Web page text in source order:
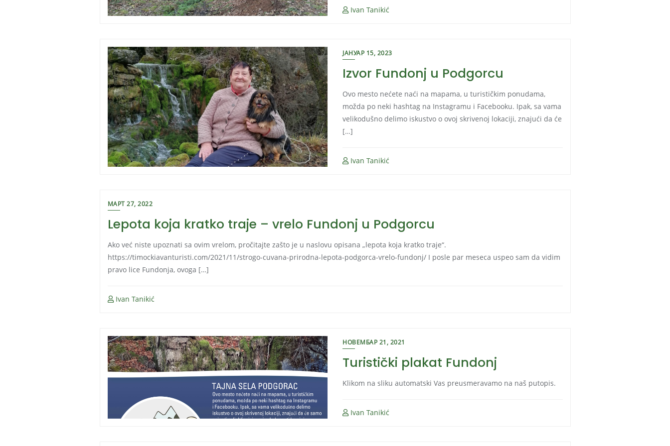
Ivan Tanikić
ЈАНУАР 15, 2023
Izvor Fundonj u Podgorcu
Ovo mesto nećete naći na mapama, u turističkim ponudama,
možda po neki hashtag na Instagramu i Facebooku. Ipak, sa vama
velikodušno delimo iskustvo o ovoj skrivenoj lokaciji, znajući da će
[…]
Ivan Tanikić
МАРТ 27, 2022
Lepota koja kratko traje – vrelo Fundonj u Podgorcu
Ako već niste upoznati sa ovim vrelom, pročitajte zašto je u naslovu opisana „lepota koja kratko traje“.
https://timockiavanturisti.com/2021/11/strogo-cuvana-prirodna-lepota-podgorca-vrelo-fundonj/ I posle par meseca uspeo sam da vidim
pravo lice Fundonja, ovoga […]
Ivan Tanikić
НОВЕМБАР 21, 2021
Turistički plakat Fundonj
Klikom na sliku automatski Vas preusmeravamo na naš putopis.
Ivan Tanikić